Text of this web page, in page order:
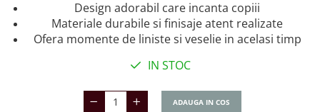
Design adorabil care incanta copiii
Materiale durabile si finisaje atent realizate
Ofera momente de liniste si veselie in acelasi timp
IN STOC
ADAUGA IN COS